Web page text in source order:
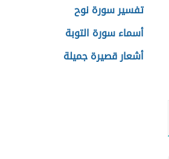
تفسير سورة نوح
أسماء سورة التوبة
أشعار قصيرة جميلة